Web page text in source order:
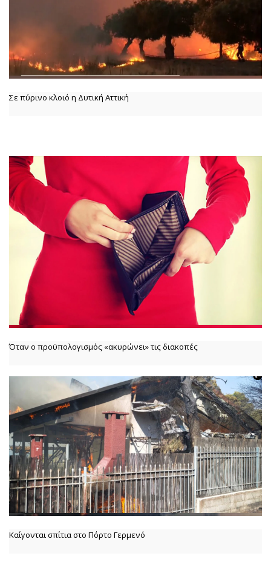
Σε πύρινο κλοιό η Δυτική Αττική
Όταν ο προϋπολογισμός «ακυρώνει» τις διακοπές
Καίγονται σπίτια στο Πόρτο Γερμενό